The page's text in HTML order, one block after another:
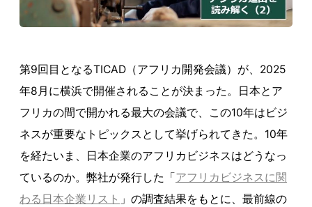
第9回目となるTICAD（アフリカ開発会議）が、2025
年8月に横浜で開催されることが決まった。日本とア
フリカの間で開かれる最大の会議で、この10年はビジ
ネスが重要なトピックスとして挙げられてきた。10年
を経たいま、日本企業のアフリカビジネスはどうなっ
ているのか。弊社が発行した「アフリカビジネスに関
わる日本企業リスト 」の調査結果をもとに、最前線の